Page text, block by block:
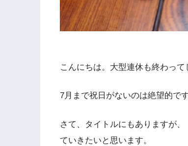
こんにちは。大型連休も終わって
7月まで祝日がないのは絶望的で
さて、タイトルにもありますが
ていきたいと思います。